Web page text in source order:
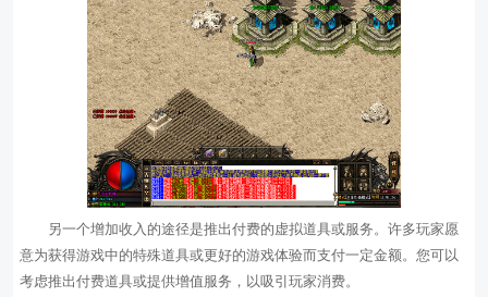
另一个增加收入的途径是推出付费的虚拟道具或服务。许多玩家愿
意为获得游戏中的特殊道具或更好的游戏体验而支付一定金额。您可以
考虑推出付费道具或提供增值服务，以吸引玩家消费。